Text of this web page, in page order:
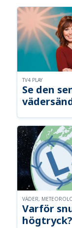
Se den
TV4 PLAY
Varför
högtryck?
VÄDER,